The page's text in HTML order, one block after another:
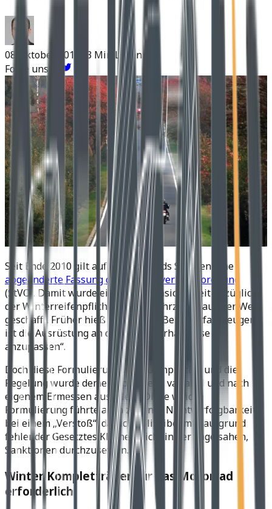
08 Oktober 2011
~3 Min Lesen
Folge uns:
Seit Ende 2010 gilt auf Deutschlands Straßen eine
abgeänderte Fassung der Straßenverkehrsordnung
(StVO). Damit wurde eine Rechtsunsicherheit bezüglich
der Winterreifenpflicht für Kraftfahrzeuge aus der Welt
geschafft. Früher hieß es lapidar: „Bei Kraftfahrzeugen
ist die Ausrüstung an die Wetterverhältnisse
anzupassen“.
Doch diese Formulierung war zu unpräzise und die
Regelung wurde dementsprechend variabel und nach
eigenem Ermessen ausgelegt. Diese weiche
Formulierung führte auch zu einer Nichtverfolgbarkeit
bei einem „Verstoß“, da sich Polizeibeamte aufgrund
fehlender Gesetztes Klarheit nicht in der Lage sahen,
Sanktionen durchzusetzen.
Winter Kompletträder für das Motorrad
erforderlich